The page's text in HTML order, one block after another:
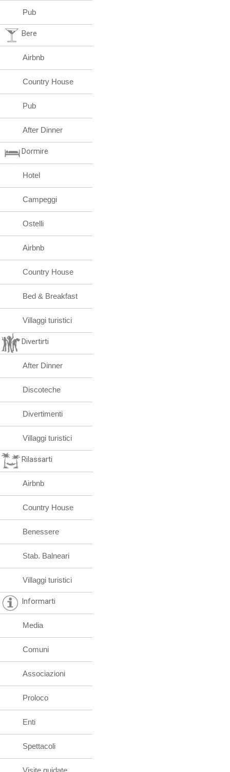
Pub
Bere
Airbnb
Country House
Pub
After Dinner
Dormire
Hotel
Campeggi
Ostelli
Airbnb
Country House
Bed & Breakfast
Villaggi turistici
Divertirti
After Dinner
Discoteche
Divertimenti
Villaggi turistici
Rilassarti
Airbnb
Country House
Benessere
Stab. Balneari
Villaggi turistici
Informarti
Media
Comuni
Associazioni
Proloco
Enti
Spettacoli
Visite guidate